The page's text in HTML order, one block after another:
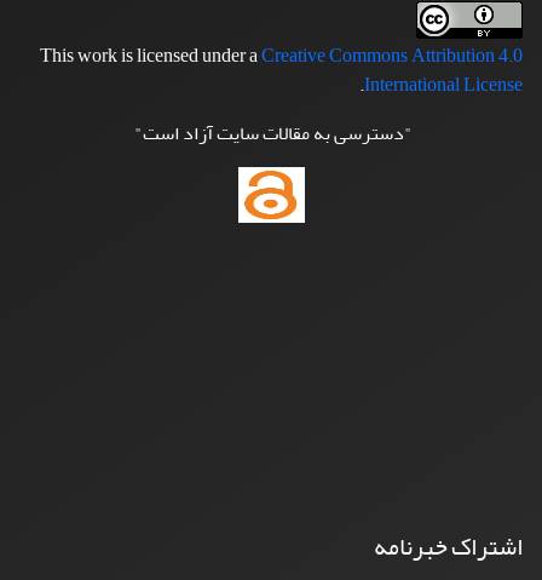
This work is licensed under aCreative Commons Attribution 4.0
International License
.
"دسترسی به مقالات سایت آزاد است"
اشتراک خبرنامه